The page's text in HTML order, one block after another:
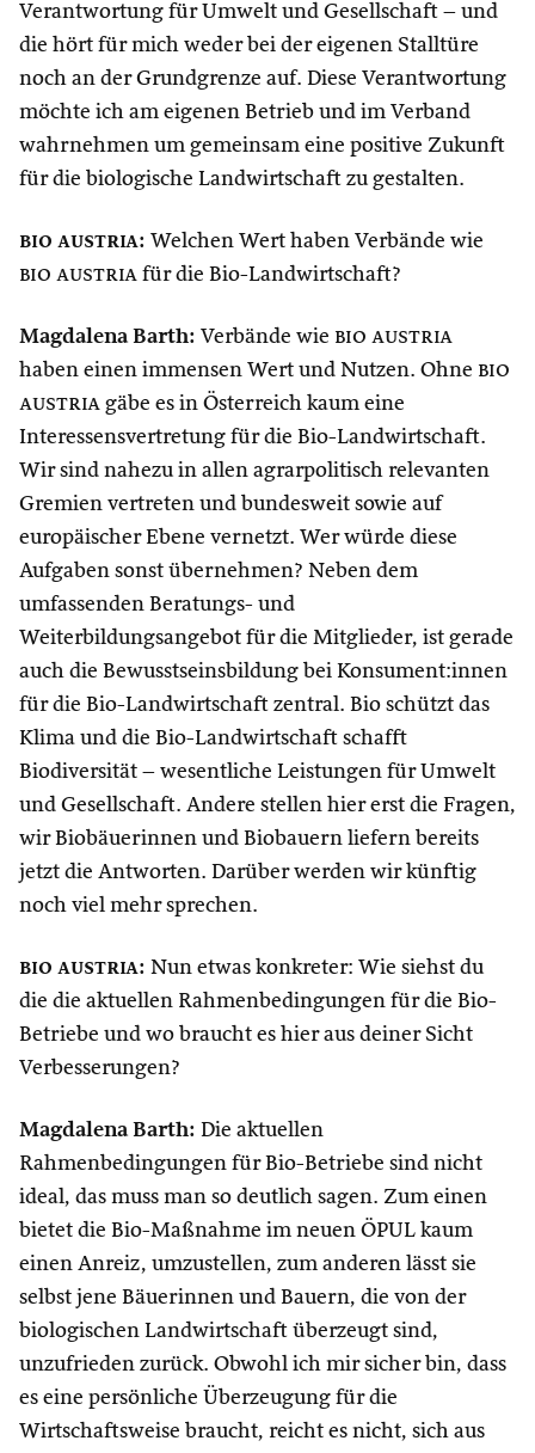
Verantwortung für Umwelt und Gesellschaft – und
die hört für mich weder bei der eigenen Stalltüre
noch an der Grundgrenze auf. Diese Verantwortung
möchte ich am eigenen Betrieb und im Verband
wahrnehmen um gemeinsam eine positive Zukunft
für die biologische Landwirtschaft zu gestalten.
bio austria: Welchen Wert haben Verbände wie
bio austria für die Bio-Landwirtschaft?
Magdalena Barth: Verbände wie bio austria
haben einen immensen Wert und Nutzen. Ohne bio
austria gäbe es in Österreich kaum eine
Interessensvertretung für die Bio-Landwirtschaft.
Wir sind nahezu in allen agrarpolitisch relevanten
Gremien vertreten und bundesweit sowie auf
europäischer Ebene vernetzt. Wer würde diese
Aufgaben sonst übernehmen? Neben dem
umfassenden Beratungs- und
Weiterbildungsangebot für die Mitglieder, ist gerade
auch die Bewusstseinsbildung bei Konsument:innen
für die Bio-Landwirtschaft zentral. Bio schützt das
Klima und die Bio-Landwirtschaft schafft
Biodiversität – wesentliche Leistungen für Umwelt
und Gesellschaft. Andere stellen hier erst die Fragen,
wir Biobäuerinnen und Biobauern liefern bereits
jetzt die Antworten. Darüber werden wir künftig
noch viel mehr sprechen.
bio austria: Nun etwas konkreter: Wie siehst du
die die aktuellen Rahmenbedingungen für die Bio-
Betriebe und wo braucht es hier aus deiner Sicht
Verbesserungen?
Magdalena Barth: Die aktuellen
Rahmenbedingungen für Bio-Betriebe sind nicht
ideal, das muss man so deutlich sagen. Zum einen
bietet die Bio-Maßnahme im neuen ÖPUL kaum
einen Anreiz, umzustellen, zum anderen lässt sie
selbst jene Bäuerinnen und Bauern, die von der
biologischen Landwirtschaft überzeugt sind,
unzufrieden zurück. Obwohl ich mir sicher bin, dass
es eine persönliche Überzeugung für die
Wirtschaftsweise braucht, reicht es nicht, sich aus